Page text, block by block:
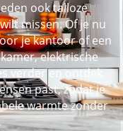
ook talloze
missen. Of je nu
je kantoor of een
elektrische
verder en ontdek
past, zodat je
warmte zonder